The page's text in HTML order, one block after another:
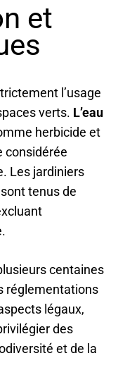
et
l’usage
verts. L’eau
herbicide et
considérée
Les jardiniers
tenus de
centaines
réglementations
légaux,
des
et de la